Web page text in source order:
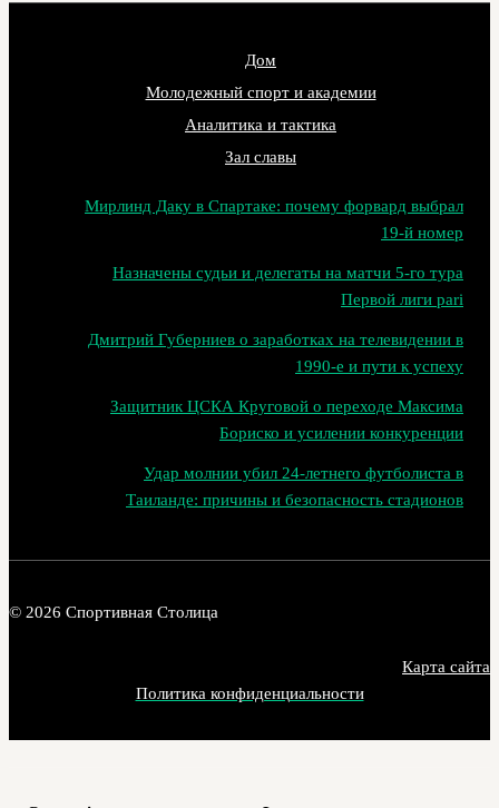
Дом
Молодежный спорт и академии
Аналитика и тактика
Зал славы
Мирлинд Даку в Спартаке: почему форвард выбрал
19‑й номер
Назначены судьи и делегаты на матчи 5-го тура
Первой лиги pari
Дмитрий Губерниев о заработках на телевидении в
1990‑е и пути к успеху
Защитник ЦСКА Круговой о переходе Максима
Бориско и усилении конкуренции
Удар молнии убил 24-летнего футболиста в
Таиланде: причины и безопасность стадионов
© 2026 Спортивная Столица
Карта сайта
Политика конфиденциальности